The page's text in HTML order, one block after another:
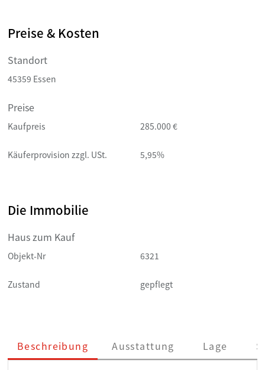
Preise & Kosten
Standort
45359 Essen
Preise
Kaufpreis 285.000 €
Käuferprovision zzgl. USt. 5,95%
Die Immobilie
Haus zum Kauf
Objekt-Nr 6321
Zustand gepflegt
Beschreibung Ausstattung Lage